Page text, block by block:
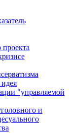
"управляемой
и